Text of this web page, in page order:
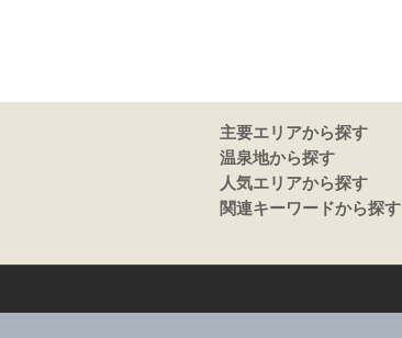
主要エリアから探す
温泉地から探す
人気エリアから探す
関連キーワードから探す